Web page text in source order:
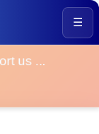
☰
us ...